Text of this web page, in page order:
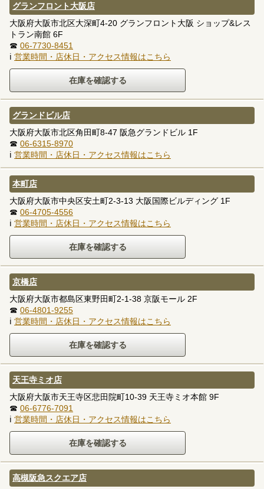
グランフロント大阪店
大阪府大阪市北区大深町4-20 グランフロント大阪 ショップ&レス
トラン南館 6F
☎ 06-7730-8451
ℹ 営業時間・店休日・アクセス情報はこちら
グランドビル店
大阪府大阪市北区角田町8-47 阪急グランドビル 1F
☎ 06-6315-8970
ℹ 営業時間・店休日・アクセス情報はこちら
本町店
大阪府大阪市中央区安土町2-3-13 大阪国際ビルディング 1F
☎ 06-4705-4556
ℹ 営業時間・店休日・アクセス情報はこちら
京橋店
大阪府大阪市都島区東野田町2-1-38 京阪モール 2F
☎ 06-4801-9255
ℹ 営業時間・店休日・アクセス情報はこちら
天王寺ミオ店
大阪府大阪市天王寺区悲田院町10-39 天王寺ミオ本館 9F
☎ 06-6776-7091
ℹ 営業時間・店休日・アクセス情報はこちら
高槻阪急スクエア店